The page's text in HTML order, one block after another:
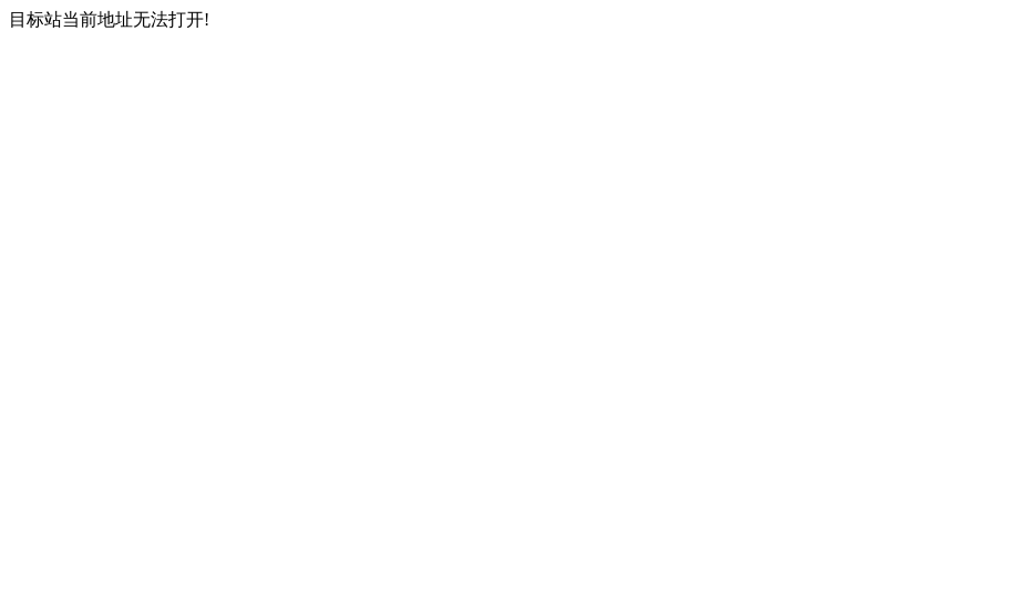
目标站当前地址无法打开!